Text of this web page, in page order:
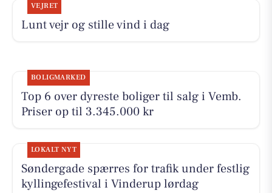
VEJRET
Lunt vejr og stille vind i dag
BOLIGMARKED
Top 6 over dyreste boliger til salg i Vemb.
Priser op til 3.345.000 kr
LOKALT NYT
Søndergade spærres for trafik under festlig
kyllingefestival i Vinderup lørdag